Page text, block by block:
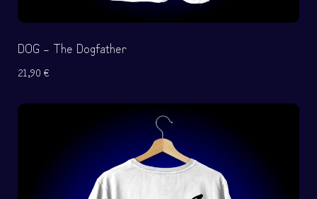
DOG – The Dogfather
21,90 €